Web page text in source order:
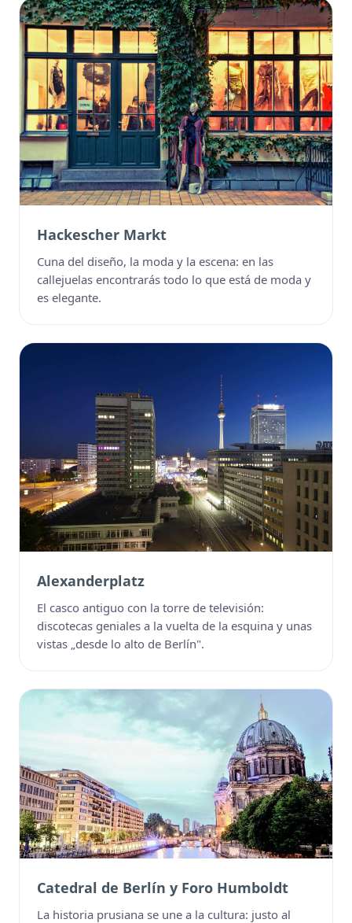
Hackescher Markt
Cuna del diseño, la moda y la escena: en las
callejuelas encontrarás todo lo que está de moda y
es elegante.
Alexanderplatz
El casco antiguo con la torre de televisión:
discotecas geniales a la vuelta de la esquina y unas
vistas „desde lo alto de Berlín".
Catedral de Berlín y Foro Humboldt
La historia prusiana se une a la cultura: justo al